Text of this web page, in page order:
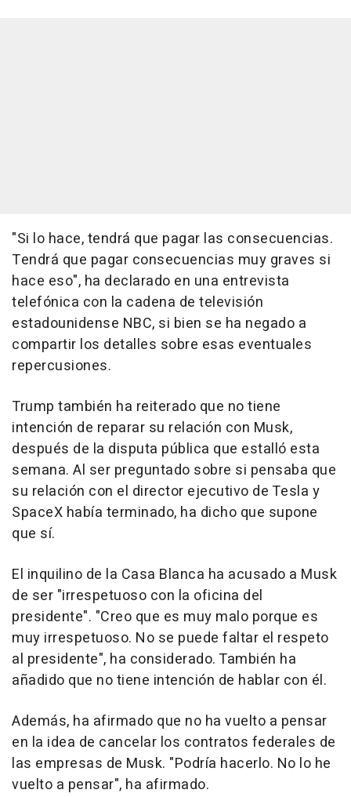
"Si lo hace, tendrá que pagar las consecuencias.
Tendrá que pagar consecuencias muy graves si
hace eso", ha declarado en una entrevista
telefónica con la cadena de televisión
estadounidense NBC, si bien se ha negado a
compartir los detalles sobre esas eventuales
repercusiones.
Trump también ha reiterado que no tiene
intención de reparar su relación con Musk,
después de la disputa pública que estalló esta
semana. Al ser preguntado sobre si pensaba que
su relación con el director ejecutivo de Tesla y
SpaceX había terminado, ha dicho que supone
que sí.
El inquilino de la Casa Blanca ha acusado a Musk
de ser "irrespetuoso con la oficina del
presidente". "Creo que es muy malo porque es
muy irrespetuoso. No se puede faltar el respeto
al presidente", ha considerado. También ha
añadido que no tiene intención de hablar con él.
Además, ha afirmado que no ha vuelto a pensar
en la idea de cancelar los contratos federales de
las empresas de Musk. "Podría hacerlo. No lo he
vuelto a pensar", ha afirmado.